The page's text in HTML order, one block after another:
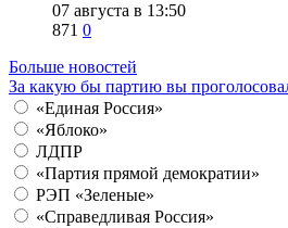
07 августа в 13:50
871 0
Больше новостей
За какую бы партию вы
«Единая Россия»
«Яблоко»
ЛДПР
«Партия прямой демократии»
РЭП «Зеленые»
«Справедливая Россия»